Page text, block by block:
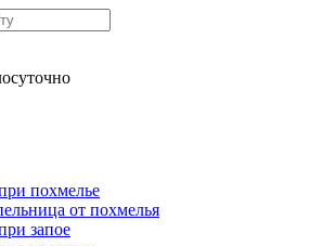
похмелье
от похмелья
запое